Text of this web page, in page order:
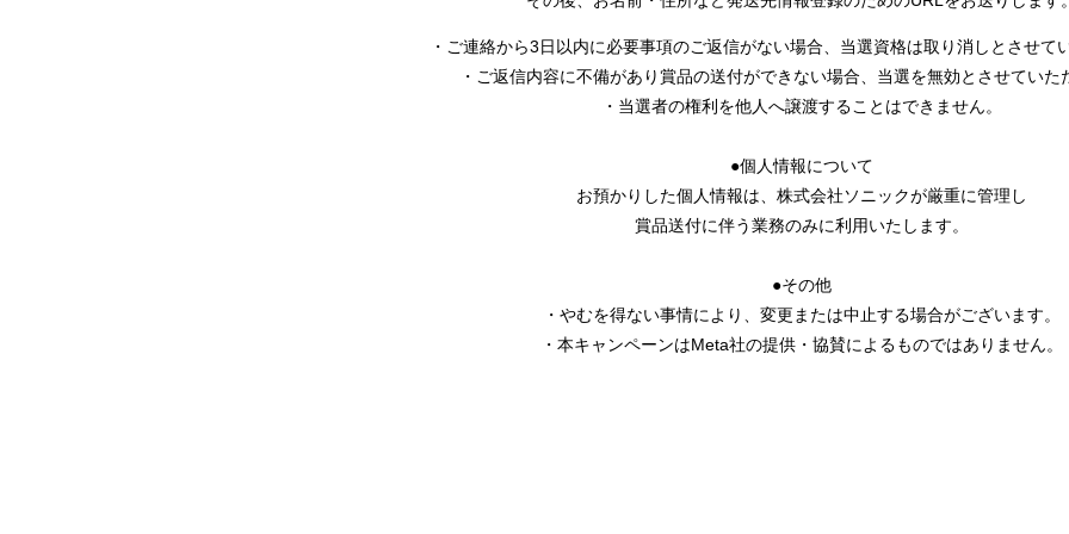
・ご連絡から3日以内に必要事項のご返信がない場合、当選資格は取り消しとさせて
・ご返信内容に不備があり賞品の送付ができない場合、当選を無効とさせていた
・当選者の権利を他人へ譲渡することはできません。
●個人情報について
お預かりした個人情報は、株式会社ソニックが厳重に管理し
賞品送付に伴う業務のみに利用いたします。
●その他
・やむを得ない事情により、変更または中止する場合がございます。
・本キャンペーンはMeta社の提供・協賛によるものではありません。